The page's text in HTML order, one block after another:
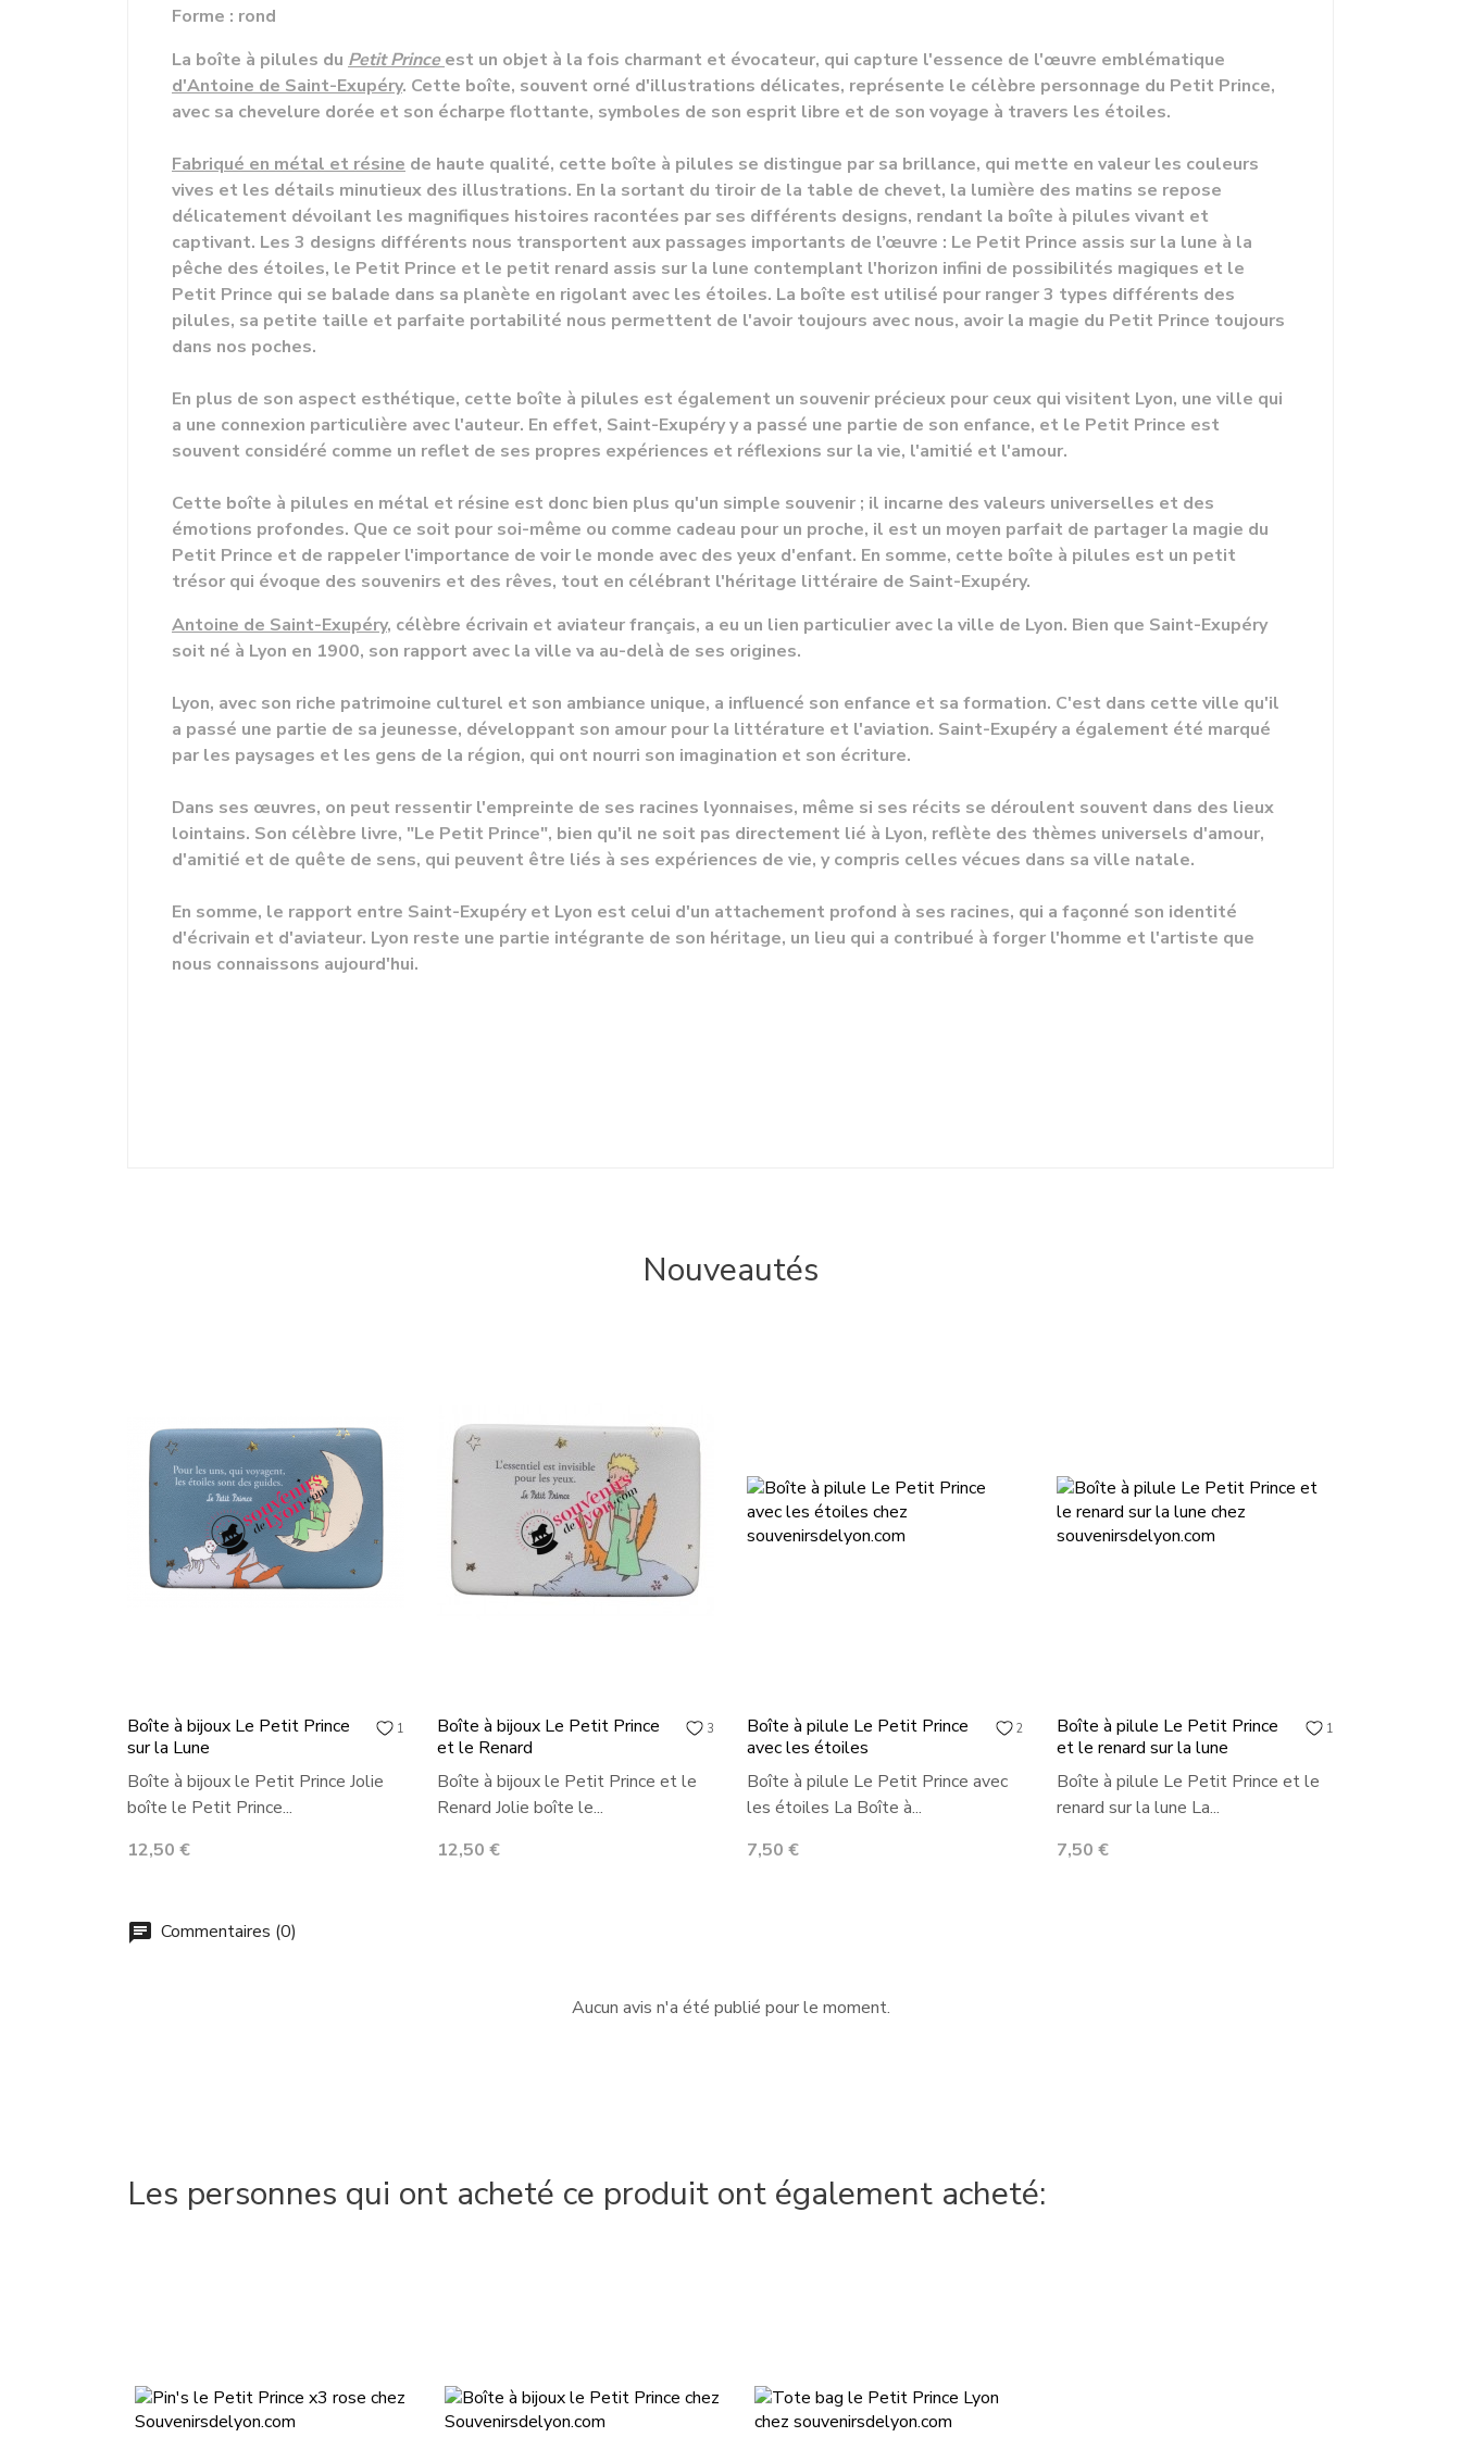
Forme : rond
La boîte à pilules du Petit Princeest un objet à la fois charmant et évocateur, qui capture l'essence de l'œuvre emblématique
d'Antoine de Saint-Exupéry. Cette boîte, souvent orné d'illustrations délicates, représente le célèbre personnage du Petit Prince,
avec sa chevelure dorée et son écharpe flottante, symboles de son esprit libre et de son voyage à travers les étoiles.
Fabriqué en métal et résine de haute qualité, cette boîte à pilules se distingue par sa brillance, qui mette en valeur les couleurs
vives et les détails minutieux des illustrations. En la sortant du tiroir de la table de chevet, la lumière des matins se repose
délicatement dévoilant les magnifiques histoires racontées par ses différents designs, rendant la boîte à pilules vivant et
captivant. Les 3 designs différents nous transportent aux passages importants de l’œuvre : Le Petit Prince assis sur la lune à la
pêche des étoiles, le Petit Prince et le petit renard assis sur la lune contemplant l'horizon infini de possibilités magiques et le
Petit Prince qui se balade dans sa planète en rigolant avec les étoiles. La boîte est utilisé pour ranger 3 types différents des
pilules, sa petite taille et parfaite portabilité nous permettent de l'avoir toujours avec nous, avoir la magie du Petit Prince toujours
dans nos poches.
En plus de son aspect esthétique, cette boîte à pilules est également un souvenir précieux pour ceux qui visitent Lyon, une ville qui
a une connexion particulière avec l'auteur. En effet, Saint-Exupéry y a passé une partie de son enfance, et le Petit Prince est
souvent considéré comme un reflet de ses propres expériences et réflexions sur la vie, l'amitié et l'amour.
Cette boîte à pilules en métal et résine est donc bien plus qu'un simple souvenir ; il incarne des valeurs universelles et des
émotions profondes. Que ce soit pour soi-même ou comme cadeau pour un proche, il est un moyen parfait de partager la magie du
Petit Prince et de rappeler l'importance de voir le monde avec des yeux d'enfant. En somme, cette boîte à pilules est un petit
trésor qui évoque des souvenirs et des rêves, tout en célébrant l'héritage littéraire de Saint-Exupéry.
Antoine de Saint-Exupéry, célèbre écrivain et aviateur français, a eu un lien particulier avec la ville de Lyon. Bien que Saint-Exupéry
soit né à Lyon en 1900, son rapport avec la ville va au-delà de ses origines.
Lyon, avec son riche patrimoine culturel et son ambiance unique, a influencé son enfance et sa formation. C'est dans cette ville qu'il
a passé une partie de sa jeunesse, développant son amour pour la littérature et l'aviation. Saint-Exupéry a également été marqué
par les paysages et les gens de la région, qui ont nourri son imagination et son écriture.
Dans ses œuvres, on peut ressentir l'empreinte de ses racines lyonnaises, même si ses récits se déroulent souvent dans des lieux
lointains. Son célèbre livre, "Le Petit Prince", bien qu'il ne soit pas directement lié à Lyon, reflète des thèmes universels d'amour,
d'amitié et de quête de sens, qui peuvent être liés à ses expériences de vie, y compris celles vécues dans sa ville natale.
En somme, le rapport entre Saint-Exupéry et Lyon est celui d'un attachement profond à ses racines, qui a façonné son identité
d'écrivain et d'aviateur. Lyon reste une partie intégrante de son héritage, un lieu qui a contribué à forger l'homme et l'artiste que
nous connaissons aujourd'hui.
Nouveautés
1
Boîte à bijoux Le Petit Prince
sur la Lune
Boîte à bijoux le Petit Prince Jolie
boîte le Petit Prince...
Prix
12,50 €
3
Boîte à bijoux Le Petit Prince
et le Renard
Boîte à bijoux le Petit Prince et le
Renard Jolie boîte le...
Prix
12,50 €
2
Boîte à pilule Le Petit Prince
avec les étoiles
Boîte à pilule Le Petit Prince avec
les étoiles La Boîte à...
Prix
7,50 €
1
Boîte à pilule Le Petit Prince
et le renard sur la lune
Boîte à pilule Le Petit Prince et le
renard sur la lune La...
Prix
7,50 €
chat Commentaires (0)
Aucun avis n'a été publié pour le moment.
Les personnes qui ont acheté ce produit ont également acheté: